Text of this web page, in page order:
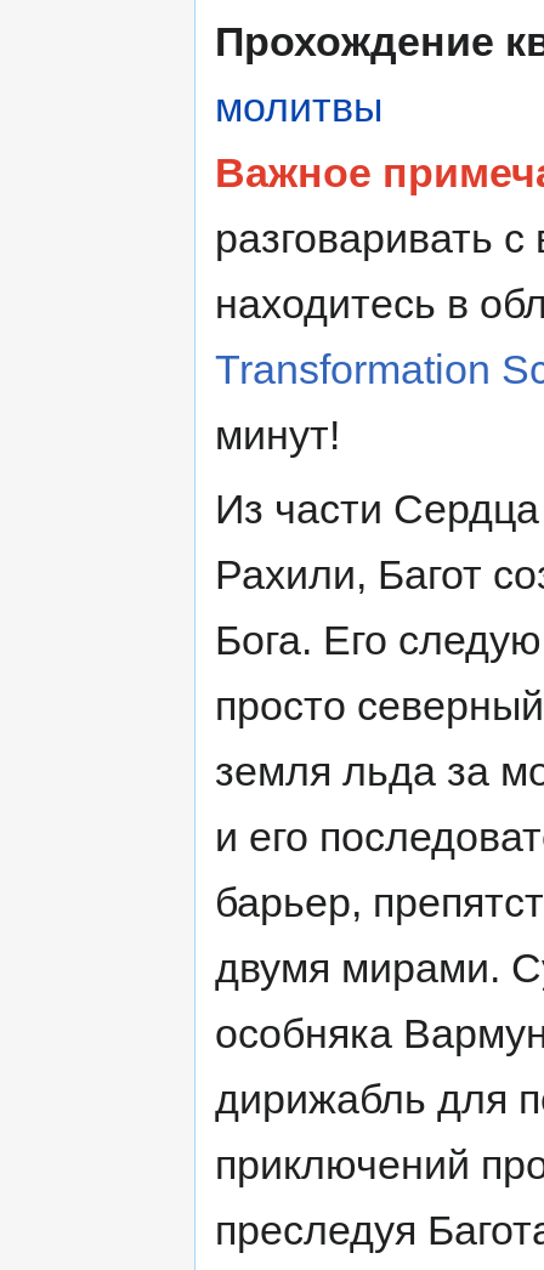
Прохождение
молитвы
Важное
разговаривать
находитесь в
Transformation
минут!
Из части
Рахили, Багот
Бога. Его
просто
земля льда за
и его
барьер,
двумя мирами.
особняка
дирижабль для
приключений
преследуя